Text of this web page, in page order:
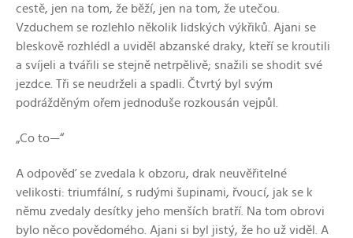
cestě, jen na tom, že běží, jen na tom, že utečou.
Vzduchem se rozlehlo několik lidských výkřiků. Ajani se
bleskově rozhlédl a uviděl abzanské draky, kteří se kroutili
a svíjeli a tvářili se stejně netrpělivě; snažili se shodit své
jezdce. Tři se neudrželi a spadli. Čtvrtý byl svým
podrážděným ořem jednoduše rozkousán vejpůl.
„Co to—“
A odpověď se zvedala k obzoru, drak neuvěřitelné
velikosti: triumfální, s rudými šupinami, řvoucí, jak se k
němu zvedaly desítky jeho menších bratří. Na tom obrovi
bylo něco povědomého. Ajani si byl jistý, že ho už viděl. A